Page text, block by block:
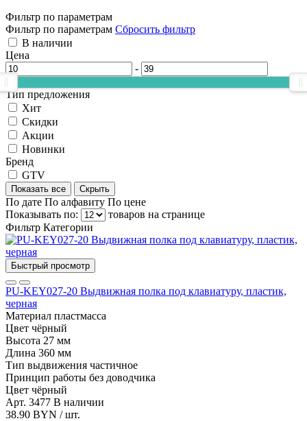
Фильтр по параметрам
Фильтр по параметрам Сбросить фильтр
В наличии
Цена
-
Тип предложения
Хит
Скидки
Акции
Новинки
Бренд
GTV
Показать все Скрыть
По дате По алфавиту По цене
Показывать по:
товаров на странице
Фильтр Категории
Быстрый просмотр
PU-KEY027-20 Выдвижная полка под клавиатуру, пластик,
черная
Материал пластмасса
Цвет чёрный
Высота 27 мм
Длина 360 мм
Тип выдвижения частичное
Принцип работы без доводчика
Цвет чёрный
Арт. 3477 В наличии
38.90 BYN / шт.